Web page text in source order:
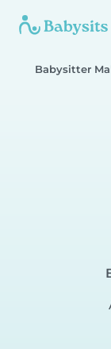
Babysitter